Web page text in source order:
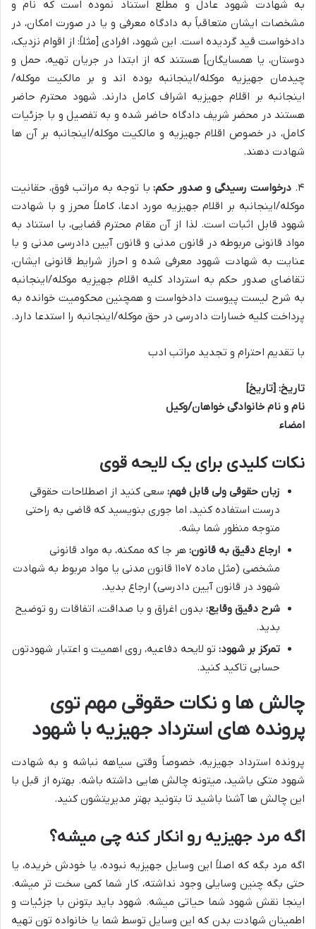
به شهادت شهود عادل و مطلع استناد نموده است که نام و
مشخصات ایشان متعاقباً به دادگاه معرفی و یا در صورت امکان، در
دادخواست قید گردیده است. این شهود، افرادی [مثلاً: از اقوام نزدیک،
دوستان، یا همسایگان] هستند که از ابتدا در جریان تهیه، حمل و
چیدمان جهیزیه موکله/اینجانبه بوده اند و بر مالکیت موکله/
اینجانبه بر اقلام جهیزیه اشراف کامل دارند. شهود محترم حاضر
هستند در محضر شریف دادگاه حاضر شده و به تفصیل و با جزئیات
کامل، در خصوص اقلام جهیزیه و مالکیت موکله/اینجانبه بر آن ها
شهادت دهند.
۴. درخواست رسیدگی و صدور حکم:با توجه به مراتب فوق، حقانیت
موکله/اینجانبه بر اقلام جهیزیه مورد ادعا، کاملاً محرز و با شهادت
شهود قابل اثبات است. لذا از آن مقام محترم قضایی، با استناد به
مواد قانونی مربوطه در قانون مدنی و قانون آیین دادرسی مدنی و با
عنایت به شهادت شهود معرفی شده و احراز شرایط قانونی ایشان،
تقاضای صدور حکم به استرداد کلیه اقلام جهیزیه موکله/اینجانبه
به شرح لیست پیوست دادخواست و همچنین محکومیت خوانده به
پرداخت کلیه خسارات دادرسی در حق موکله/اینجانبه را استدعا دارد.
با تقدیم احترام و تجدید مراتب ادب
تاریخ: [تاریخ]
نام و نام خانوادگی خواهان/وکیل
امضاء
نکات کلیدی برای یک لایحه قوی
زبان حقوقی ولی قابل فهم: سعی کنید از اصطلاحات حقوقی
درست استفاده کنید، اما جوری بنویسید که قاضی به راحتی
متوجه منظور شما بشه.
ارجاع دقیق به قانون: هر جا که ممکنه، به مواد قانونی
مشخصی (مثل ماده ۱۱۰۷ قانون مدنی یا مواد مربوط به شهادت
شهود در قانون آیین دادرسی) ارجاع بدید.
شرح دقیق وقایع: بدون اغراق و با صداقت، اتفاقات رو توضیح
بدید.
تمرکز بر شهود: تو لایحه دفاعیه، روی اهمیت و اعتبار شهودتون
حسابی تاکید کنید.
چالش ها و نکات حقوقی مهم توی
پرونده های استرداد جهیزیه با شهود
پرونده استرداد جهیزیه، خصوصاً وقتی سیاهه نباشه و به شهادت
شهود متکی باشید، میتونه چالش هایی داشته باشه. بهتره از قبل با
این چالش ها آشنا باشید تا بتونید بهتر مدیریتشون کنید.
اگه مرد جهیزیه رو انکار کنه چی میشه؟
اگه مرد بگه که اصلاً این وسایل جهیزیه نبوده، یا خودش خریده، یا
حتی بگه چنین وسایلی وجود نداشته، کار شما کمی سخت تر میشه.
اینجا نقش شهود شما حیاتی میشه. شهود باید بتونن با جزئیات و
اطمینان شهادت بدن که این وسایل توسط شما یا خانواده تون تهیه